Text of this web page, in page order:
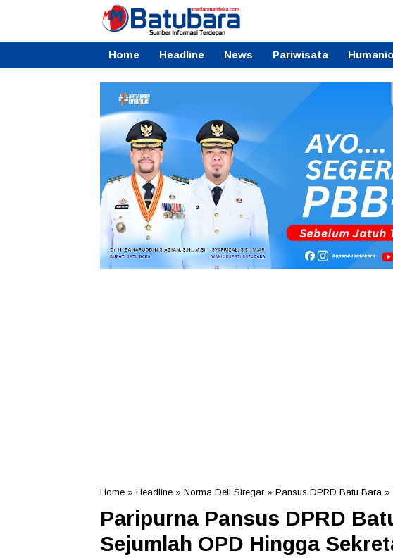
Home Headline News Pariwisata
Home » Headline » Norma Deli Siregar » Pansus DPRD Batu Bara »
Paripurna Pansus DPRD
Sejumlah OPD Hingga